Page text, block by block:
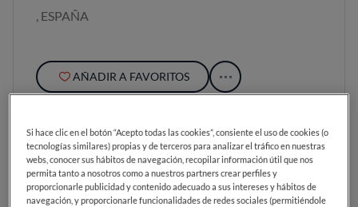
, ESPAÑA
AÑADIR A FAVORITOS
Si hace clic en el botón “Acepto todas las cookies”, consiente el uso de cookies (o
tecnologías similares) propias y de terceros para analizar el tráfico en nuestras
webs, conocer sus hábitos de navegación, recopilar información útil que nos
permita tanto a nosotros como a nuestros partners crear perfiles y
proporcionarle publicidad y contenido adecuado a sus intereses y hábitos de
navegación, y proporcionarle funcionalidades de redes sociales (permitiéndole